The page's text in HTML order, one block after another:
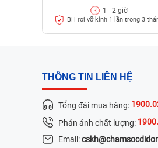
Theo thời gian, mặt
1 - 2 giờ
BH rơi vỡ kính 1 lần trong 3
THÔNG TIN LIÊN HỆ
Tổng đài mua hàng:
Phản ánh chất lượng:
Email: